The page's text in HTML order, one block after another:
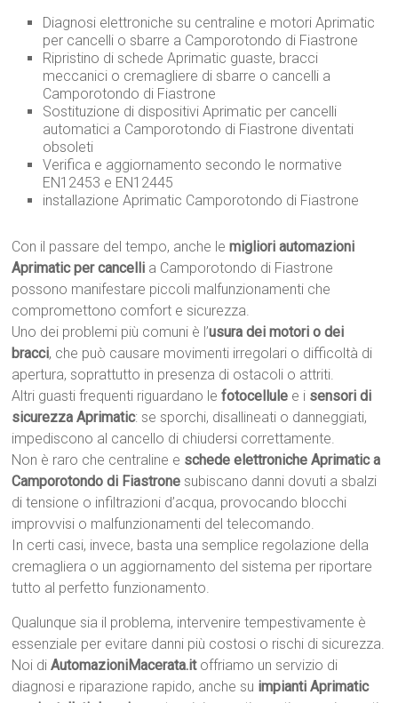
Diagnosi elettroniche su centraline e motori Aprimatic
per cancelli o sbarre a Camporotondo di Fiastrone
Ripristino di schede Aprimatic guaste, bracci
meccanici o cremagliere di sbarre o cancelli a
Camporotondo di Fiastrone
Sostituzione di dispositivi Aprimatic per cancelli
automatici a Camporotondo di Fiastrone diventati
obsoleti
Verifica e aggiornamento secondo le normative
EN12453 e EN12445
installazione Aprimatic Camporotondo di Fiastrone
Con il passare del tempo, anche lemigliori automazioni
Aprimatic per cancelli a Camporotondo di Fiastrone
possono manifestare piccoli malfunzionamenti che
compromettono comfort e sicurezza.
Uno dei problemi più comuni è l’usura dei motori o dei
bracci, che può causare movimenti irregolari o difficoltà di
apertura, soprattutto in presenza di ostacoli o attriti.
Altri guasti frequenti riguardano lefotocellule e i sensori di
sicurezza Aprimatic: se sporchi, disallineati o danneggiati,
impediscono al cancello di chiudersi correttamente.
Non è raro che centraline e schede elettroniche Aprimatic a
Camporotondo di Fiastrone subiscano danni dovuti a sbalzi
di tensione o infiltrazioni d’acqua, provocando blocchi
improvvisi o malfunzionamenti del telecomando.
In certi casi, invece, basta una semplice regolazione della
cremagliera o un aggiornamento del sistema per riportare
tutto al perfetto funzionamento.
Qualunque sia il problema, intervenire tempestivamente è
essenziale per evitare danni più costosi o rischi di sicurezza.
Noi diAutomazioniMacerata.itoffriamo un servizio di
diagnosi e riparazione rapido, anche su impianti Aprimatic